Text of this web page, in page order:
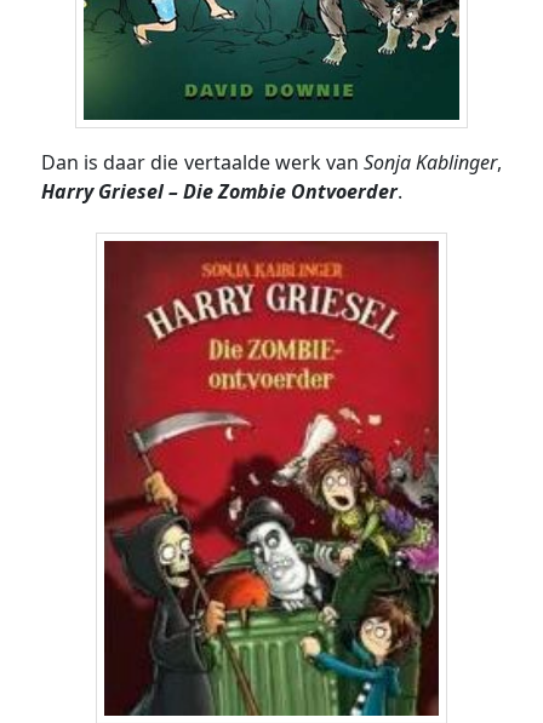
Dan is daar die vertaalde werk van Sonja Kablinger,
Harry Griesel – Die Zombie Ontvoerder.